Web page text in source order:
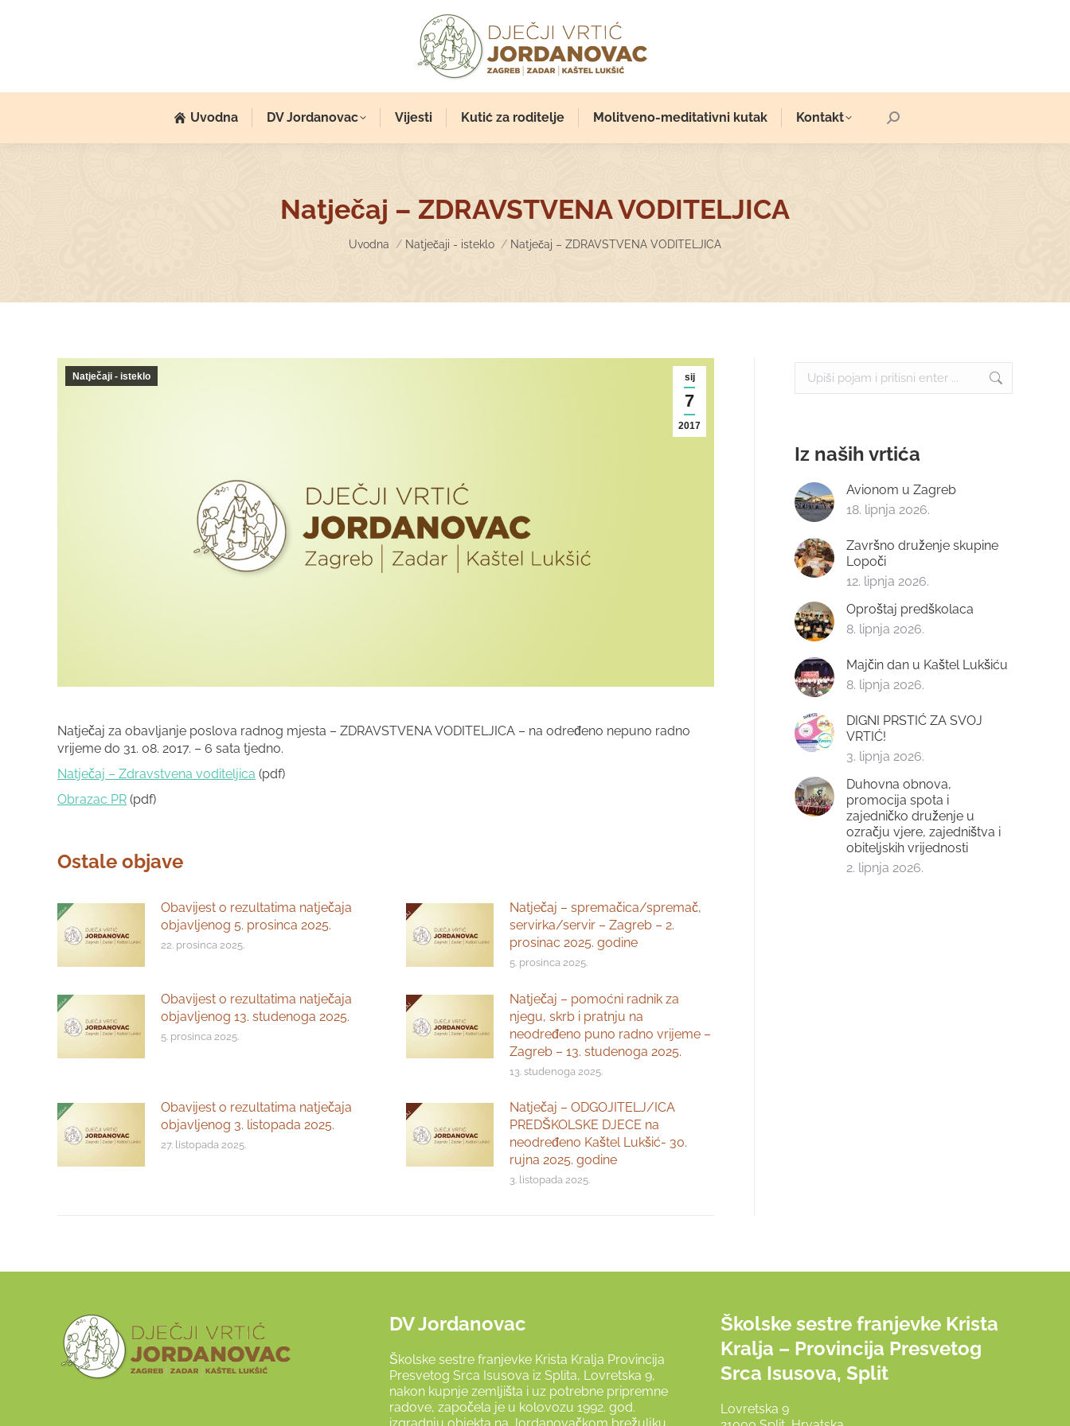
Uvodna DV Jordanovac Vijesti Kutić za roditelje Molitveno-meditativni kutak Kontakt Search:
Natječaj – ZDRAVSTVENA VODITELJICA
You are here:
Uvodna Natječaji - isteklo Natječaj – ZDRAVSTVENA VODITELJICA
sij
7
2017
Natječaji - isteklo
Natječaj za obavljanje poslova radnog mjesta – ZDRAVSTVENA VODITELJICA – na određeno nepuno radno
vrijeme do 31. 08. 2017. – 6 sata tjedno.
Natječaj – Zdravstvena voditeljica (pdf)
Obrazac PR (pdf)
Ostale objave
Obavijest o rezultatima natječaja
objavljenog 5. prosinca 2025.
22. prosinca 2025.
Natječaj – spremačica/spremač,
servirka/servir – Zagreb – 2.
prosinac 2025. godine
5. prosinca 2025.
Obavijest o rezultatima natječaja
objavljenog 13. studenoga 2025.
5. prosinca 2025.
Natječaj – pomoćni radnik za
njegu, skrb i pratnju na
neodređeno puno radno vrijeme –
Zagreb – 13. studenoga 2025.
13. studenoga 2025.
Obavijest o rezultatima natječaja
objavljenog 3. listopada 2025.
27. listopada 2025.
Natječaj – ODGOJITELJ/ICA
PREDŠKOLSKE DJECE na
neodređeno Kaštel Lukšić- 30.
rujna 2025. godine
3. listopada 2025.
Search:
Iz naših vrtića
Avionom u Zagreb
18. lipnja 2026.
Završno druženje skupine
Lopoči
12. lipnja 2026.
Oproštaj predškolaca
8. lipnja 2026.
Majčin dan u Kaštel Lukšiću
8. lipnja 2026.
DIGNI PRSTIĆ ZA SVOJ
VRTIĆ!
3. lipnja 2026.
Duhovna obnova,
promocija spota i
zajedničko druženje u
ozračju vjere, zajedništva i
obiteljskih vrijednosti
2. lipnja 2026.
DV Jordanovac
Školske sestre franjevke Krista Kralja Provincija
Presvetog Srca Isusova iz Splita, Lovretska 9,
nakon kupnje zemljišta i uz potrebne pripremne
radove, započela je u kolovozu 1992. god.
izgradnju objekta na Jordanovačkom brežuljku,
Školske sestre franjevke Krista
Kralja – Provincija Presvetog
Srca Isusova, Split
Lovretska 9